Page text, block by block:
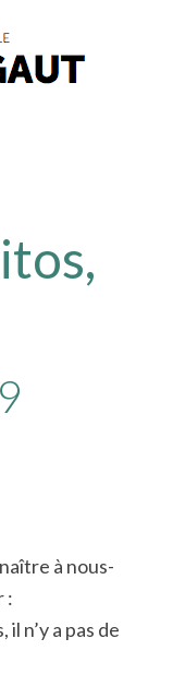
à nous-
:
n’y a pas de